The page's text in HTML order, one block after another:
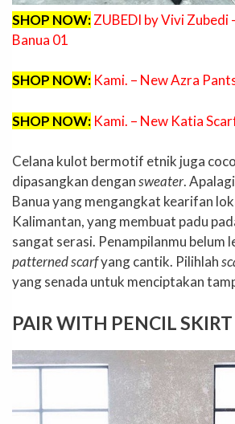
SHOP NOW:ZUBEDI by Vivi Zubedi
Banua 01
SHOP NOW: Kami. – New Azra
SHOP NOW: Kami. – New Katia
Celana kulot bermotif etnik juga
dipasangkan dengansweater. Apalagi
Banua yang mengangkat kearifan
Kalimantan, yang membuat padu
sangat serasi. Penampilanmu belum
patterned scarfyang cantik. Pilihlah
yang senada untuk menciptakan
PAIR WITH PENCIL SKIRT